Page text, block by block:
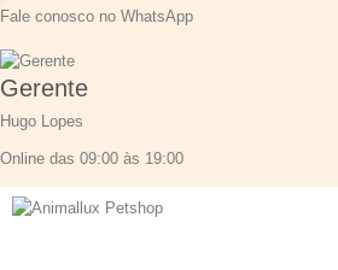
Fale conosco no WhatsApp
Gerente
Hugo Lopes
Online das 09:00 às 19:00